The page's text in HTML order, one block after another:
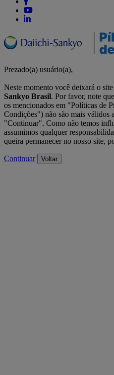
Prezado(a) usuário(a),
Neste momento você deixará o
Sankyo Brasil. Por favor, note
os mencionados em "Políticas de
Condições") não são mais válidos
"Continuar". Como não temos
assumimos qualquer
queira permanecer no nosso site,
Continuar Voltar